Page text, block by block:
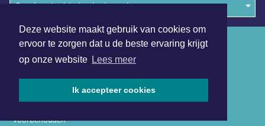
Deze website maakt gebruik van cookies om
ervoor te zorgen dat u de beste ervaring krijgt
op onze website Lees meer
Ik accepteer cookies
Overige dagbladen in de regio
voorbehouden
Algemene voorwaarden
Disclaimer